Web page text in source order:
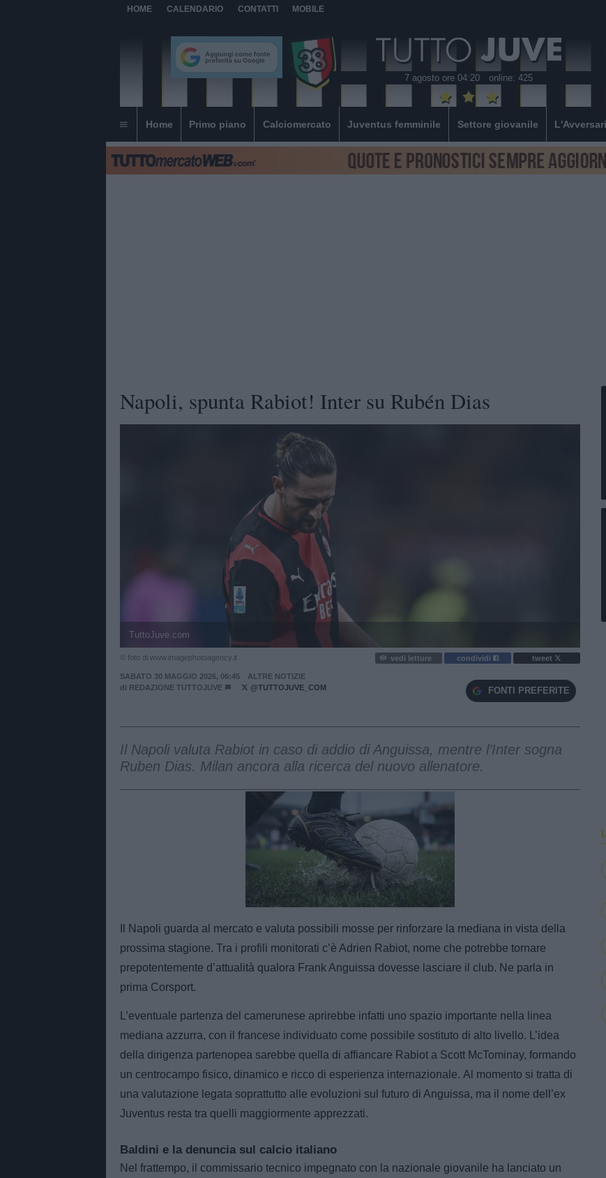
HOME CALENDARIO CONTATTI MOBILE
7 agosto ore 04:20 online: 425
Home Primo piano Calciomercato Juventus femminile Settore giovanile
Napoli, spunta Rabiot! Inter su Rubén Dias
TuttoJuve.com
© foto di www.imagephotoagency.it vedi letture condividi tweet
SABATO 30 MAGGIO 2026, 06:45
ALTRE NOTIZIE
di REDAZIONE TUTTOJUVE @TUTTOJUVE_COM FONTI PREFERITE
Il Napoli valuta Rabiot in caso di addio di Anguissa, mentre l’Inter sogna
Ruben Dias. Milan ancora alla ricerca del nuovo allenatore.
Unmute
Loaded
100.00%
Il Napoli guarda al mercato e valuta possibili mosse per rinforzare la mediana in vista della
prossima stagione. Tra i profili monitorati c’è Adrien Rabiot, nome che potrebbe tornare
prepotentemente d’attualità qualora Frank Anguissa dovesse lasciare il club. Ne parla in
prima Corsport.
L’eventuale partenza del camerunese aprirebbe infatti uno spazio importante nella linea
mediana azzurra, con il francese individuato come possibile sostituto di alto livello. L’idea
della dirigenza partenopea sarebbe quella di affiancare Rabiot a Scott McTominay, formando
un centrocampo fisico, dinamico e ricco di esperienza internazionale. Al momento si tratta di
una valutazione legata soprattutto alle evoluzioni sul futuro di Anguissa, ma il nome dell’ex
Juventus resta tra quelli maggiormente apprezzati.
Baldini e la denuncia sul calcio italiano
Nel frattempo, il commissario tecnico impegnato con la nazionale giovanile ha lanciato un